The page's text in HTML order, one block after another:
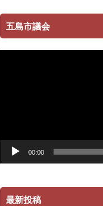
五島市議会
動
00:00
最新投稿